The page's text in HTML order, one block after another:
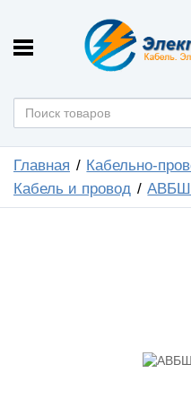
Главная
Кабельно-
Кабель и провод